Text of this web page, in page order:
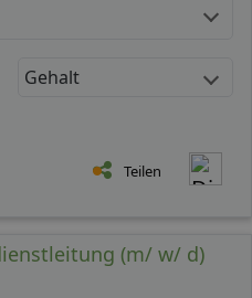
Gehalt
Teilen
(m/ w/ d)